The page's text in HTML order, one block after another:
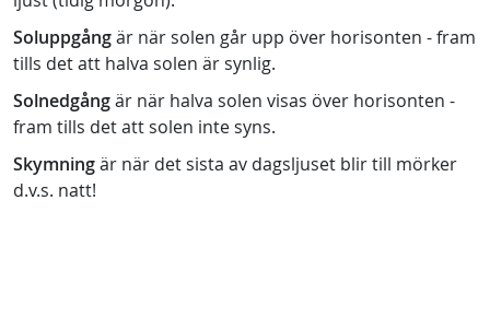
Soluppgångär när solen går upp över horisonten - fram
tills det att halva solen är synlig.
Solnedgångär när halva solen visas över horisonten -
fram tills det att solen inte syns.
Skymningär när det sista av dagsljuset blir till mörker
d.v.s. natt!